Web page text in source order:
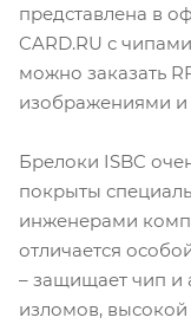
представлена в
CARD.RU с
можно заказать
изображениями и
Брелоки ISBC
покрыты
инженерами
отличается
– защищает чип и
изломов,